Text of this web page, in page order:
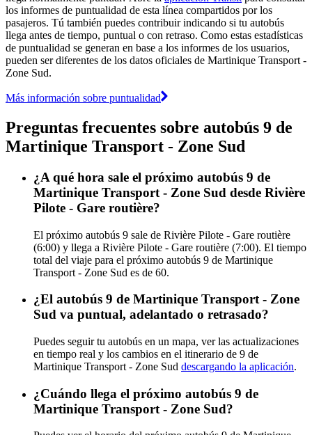
los informes de puntualidad de esta línea compartidos por los
pasajeros. Tú también puedes contribuir indicando si tu autobús
llega antes de tiempo, puntual o con retraso. Como estas estadísticas
de puntualidad se generan en base a los informes de los usuarios,
pueden ser diferentes de los datos oficiales de Martinique Transport -
Zone Sud.
Más información sobre puntualidad
Preguntas frecuentes sobre autobús 9 de
Martinique Transport - Zone Sud
¿A qué hora sale el próximo autobús 9 de
Martinique Transport - Zone Sud desde Rivière
Pilote - Gare routière?
El próximo autobús 9 sale de Rivière Pilote - Gare routière
(6:00) y llega a Rivière Pilote - Gare routière (7:00). El tiempo
total del viaje para el próximo autobús 9 de Martinique
Transport - Zone Sud es de 60.
¿El autobús 9 de Martinique Transport - Zone
Sud va puntual, adelantado o retrasado?
Puedes seguir tu autobús en un mapa, ver las actualizaciones
en tiempo real y los cambios en el itinerario de 9 de
Martinique Transport - Zone Sud descargando la aplicación.
¿Cuándo llega el próximo autobús 9 de
Martinique Transport - Zone Sud?